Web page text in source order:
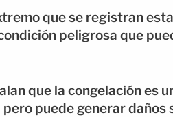
que se registran
peligrosa que
que la congelación es
puede generar daños